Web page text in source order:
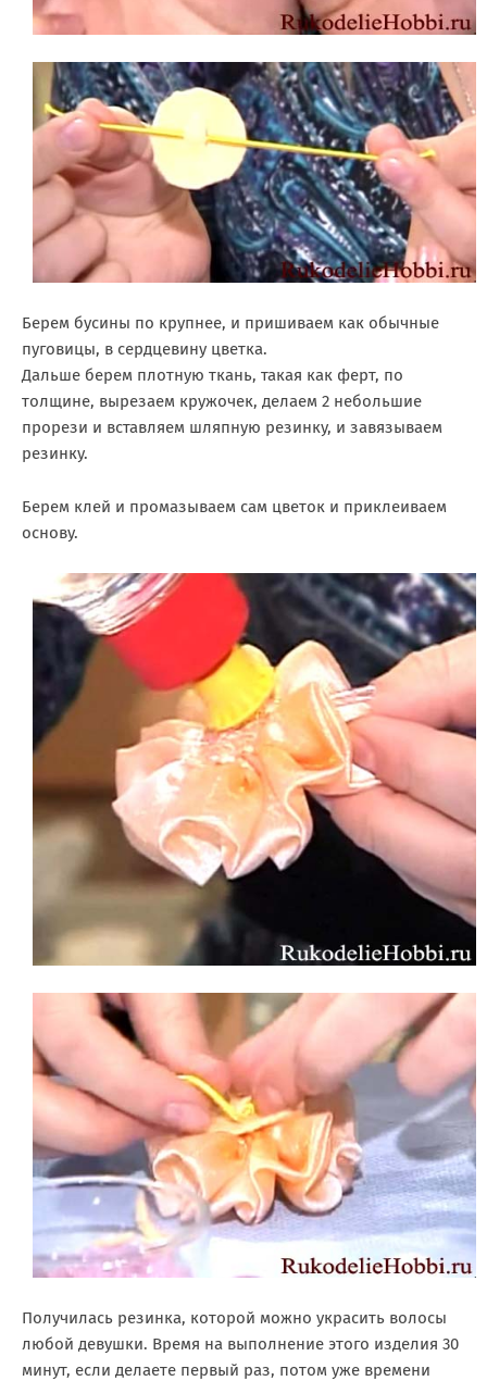
Берем бусины по крупнее, и пришиваем как обычные
пуговицы, в сердцевину цветка.
Дальше берем плотную ткань, такая как ферт, по
толщине, вырезаем кружочек, делаем 2 небольшие
прорези и вставляем шляпную резинку, и завязываем
резинку.
Берем клей и промазываем сам цветок и приклеиваем
основу.
Получилась резинка, которой можно украсить волосы
любой девушки. Время на выполнение этого изделия 30
минут, если делаете первый раз, потом уже времени